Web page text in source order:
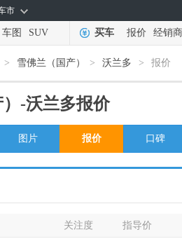
市
车图 SUV 买车 报价 经销商
> 雪佛兰（国产） > 沃兰多 > 报价
-沃兰多报价
图片 报价 口碑
关注度 指导价